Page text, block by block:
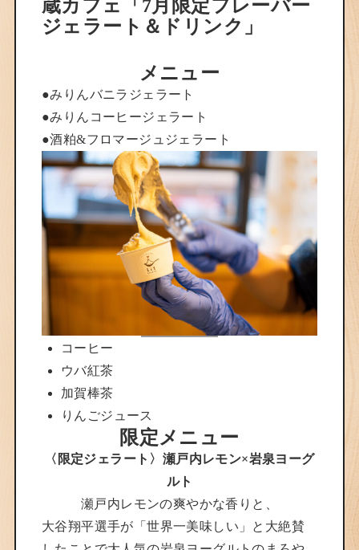
蔵カフェ「7月限定フレーバー
ジェラート＆ドリンク」
メニュー
●みりんバニラジェラート
●みりんコーヒージェラート
●酒粕&フロマージュジェラート
コーヒー
ウバ紅茶
加賀棒茶
りんごジュース
限定メニュー
〈限定ジェラート〉瀬戸内レモン×岩泉ヨーグ
ルト
瀬戸内レモンの爽やかな香りと、
大谷翔平選手が「世界一美味しい」と大絶賛